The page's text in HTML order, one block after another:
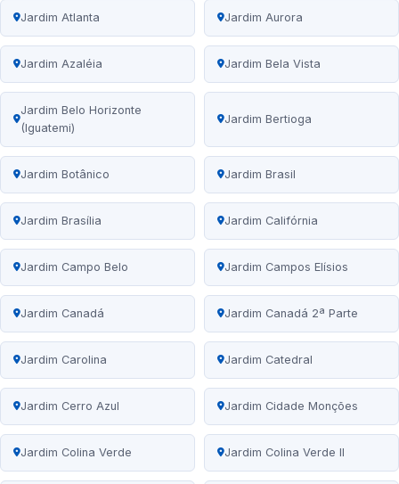
Jardim Atlanta Jardim Aurora
Jardim Azaléia Jardim Bela Vista
Jardim Belo Horizonte
(Iguatemi)
Jardim Bertioga
Jardim Botânico Jardim Brasil
Jardim Brasília Jardim Califórnia
Jardim Campo Belo Jardim Campos Elísios
Jardim Canadá Jardim Canadá 2ª Parte
Jardim Carolina Jardim Catedral
Jardim Cerro Azul Jardim Cidade Monções
Jardim Colina Verde Jardim Colina Verde II